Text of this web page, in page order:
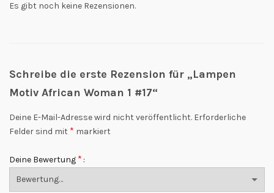
Es gibt noch keine Rezensionen.
Schreibe die erste Rezension für „Lampen
Motiv African Woman 1 #17“
Deine E-Mail-Adresse wird nicht veröffentlicht. Erforderliche
Felder sind mit * markiert
Deine Bewertung *